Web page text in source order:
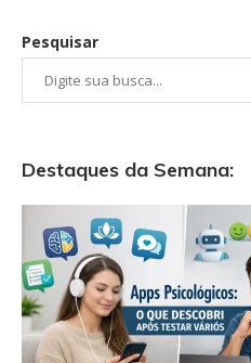
Pesquisar
Destaques da Semana: